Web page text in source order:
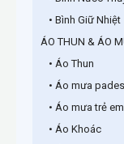
• Bình Giữ Nhiệt
ÁO THUN & ÁO
• Áo Thun
• Áo mưa
• Áo mưa trẻ em
• Áo Khoác